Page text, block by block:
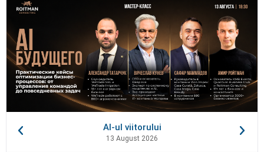
AI-ul viitorului
13 August 2026